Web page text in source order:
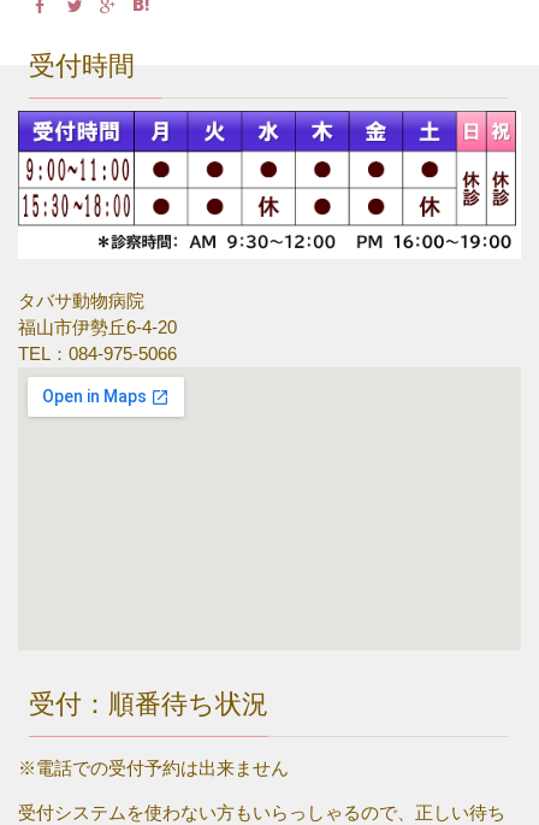
受付時間
タバサ動物病院
福山市伊勢丘6-4-20
TEL：084-975-5066
受付：順番待ち状況
※電話での受付予約は出来ません
受付システムを使わない方もいらっしゃるので、正しい待ち